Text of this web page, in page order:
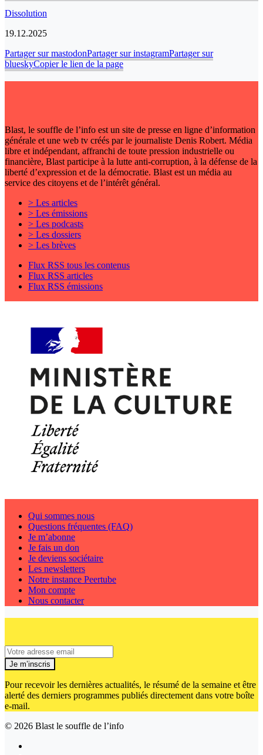
Dissolution
19.12.2025
Partager sur mastodonPartager sur instagramPartager sur
blueskyCopier le lien de la page
Blast, le souffle de l’info est un site de presse en ligne d’information
générale et une web tv créés par le journaliste Denis Robert. Média
libre et indépendant, affranchi de toute pression industrielle ou
financière, Blast participe à la lutte anti-corruption, à la défense de la
liberté d’expression et de la démocratie. Blast est un média au
service des citoyens et de l’intérêt général.
> Les articles
> Les émissions
> Les podcasts
> Les dossiers
> Les brèves
Flux RSS tous les contenus
Flux RSS articles
Flux RSS émissions
Qui sommes nous
Questions fréquentes (FAQ)
Je m’abonne
Je fais un don
Je deviens sociétaire
Les newsletters
Notre instance Peertube
Mon compte
Nous contacter
Je m’inscris
Pour recevoir les dernières actualités, le résumé de la semaine et être
alerté des derniers programmes publiés directement dans votre boîte
e-mail.
© 2026 Blast le souffle de l’info